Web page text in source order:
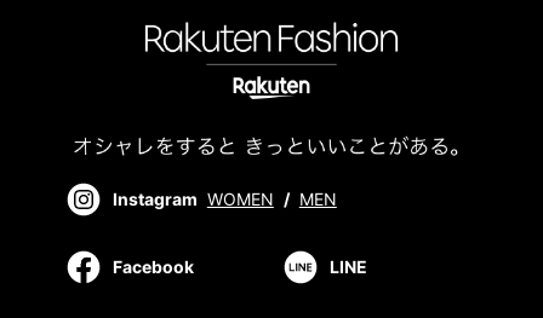
Instagram WOMEN / MEN
Facebook LINE